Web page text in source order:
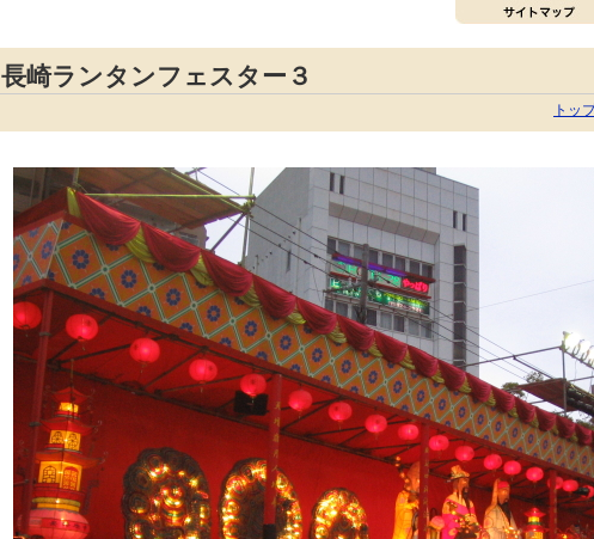
長崎ランタンフェスター３
トッ